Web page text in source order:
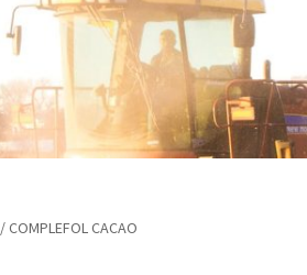
/ COMPLEFOL CACAO